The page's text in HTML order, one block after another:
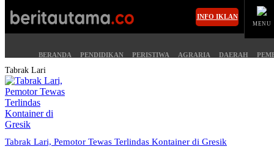
MASUK
BERANDA
PENDIDIKAN
INFO IKLAN
MENU
BERANDA PENDIDIKAN PERISTIWA AGRARIA DAERAH
Tabrak Lari
Tabrak Lari, Pemotor Tewas Terlindas Kontainer di Gresik